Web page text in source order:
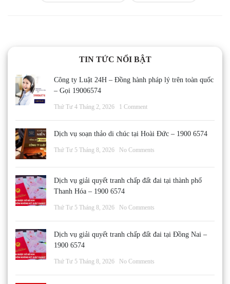
TIN TỨC NỔI BẬT
Công ty Luật 24H – Đồng hành pháp lý trên toàn quốc
– Gọi 19006574
Thứ Tư 4 Tháng 2, 2026 1 Comment
Dịch vụ soạn thảo di chúc tại Hoài Đức – 1900 6574
Thứ Tư 5 Tháng 8, 2026 No Comments
Dịch vụ giải quyết tranh chấp đất đai tại thành phố
Thanh Hóa – 1900 6574
Thứ Tư 5 Tháng 8, 2026 No Comments
Dịch vụ giải quyết tranh chấp đất đai tại Đồng Nai –
1900 6574
Thứ Tư 5 Tháng 8, 2026 No Comments